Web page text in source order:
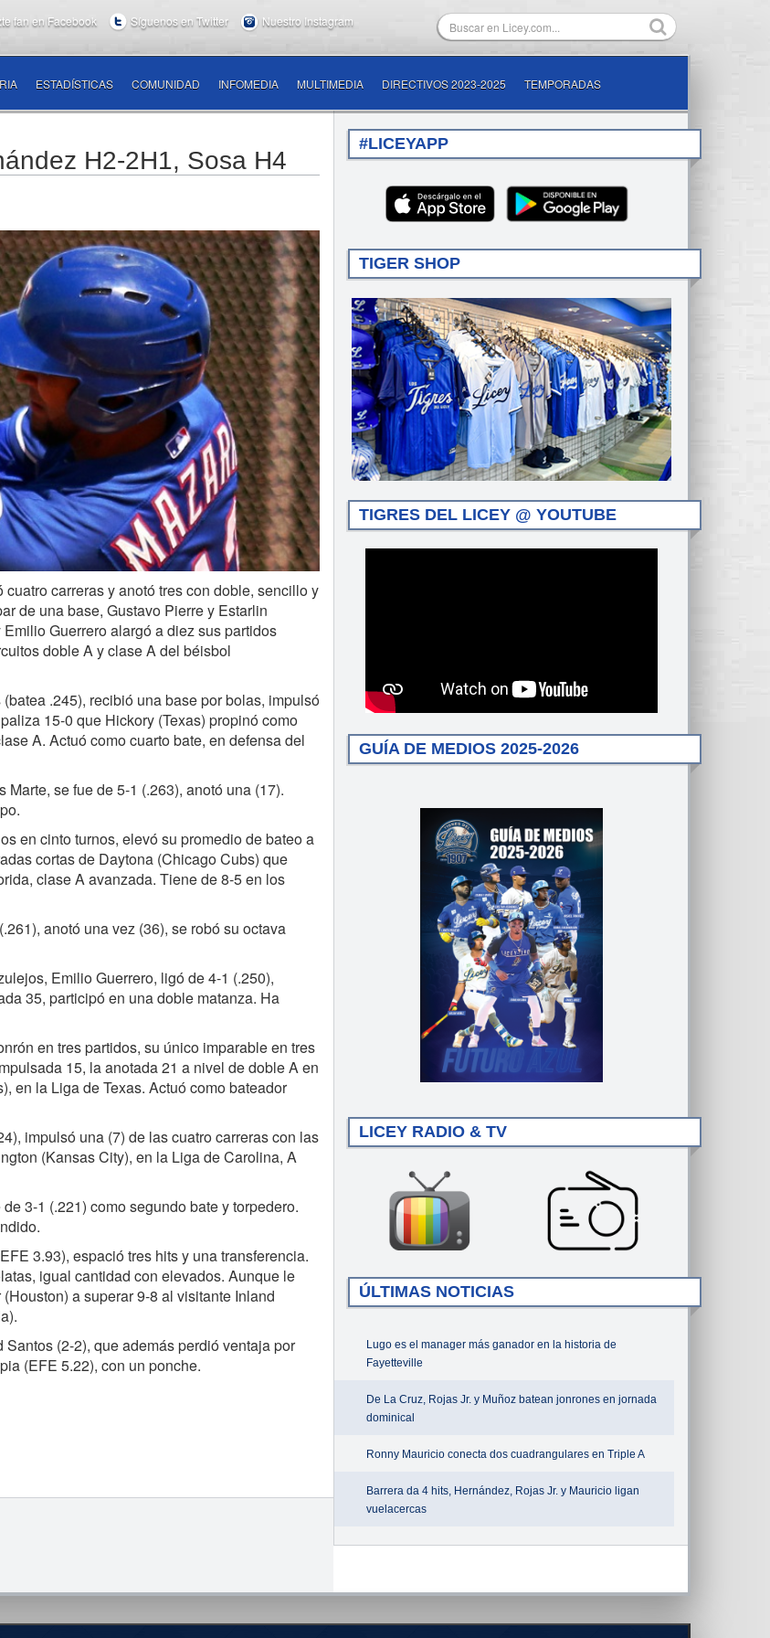
fan en Facebook Síguenos en Twitter Nuestro Instagram
ESTADÍSTICAS COMUNIDAD INFOMEDIA MULTIMEDIA DIRECTIVOS 2023-2025 TEMPORADAS
H2-2H1, Sosa H4
carreras y anotó tres con doble, sencillo y
de una base, Gustavo Pierre y Estarlin
Guerrero alargó a diez sus partidos
doble A y clase A del béisbol
.245), recibió una base por bolas, impulsó
15-0 que Hickory (Texas) propinó como
A. Actuó como cuarto bate, en defensa del
se fue de 5-1 (.263), anotó una (17).
en cinto turnos, elevó su promedio de bateo a
cortas de Daytona (Chicago Cubs) que
clase A avanzada. Tiene de 8-5 en los
anotó una vez (36), se robó su octava
Emilio Guerrero, ligó de 4-1 (.250),
35, participó en una doble matanza. Ha
en tres partidos, su único imparable en tres
15, la anotada 21 a nivel de doble A en
en la Liga de Texas. Actuó como bateador
impulsó una (7) de las cuatro carreras con las
(Kansas City), en la Liga de Carolina, A
3-1 (.221) como segundo bate y torpedero.
3.93), espació tres hits y una transferencia.
igual cantidad con elevados. Aunque le
a superar 9-8 al visitante Inland
(2-2), que además perdió ventaja por
(EFE 5.22), con un ponche.
#LICEYAPP
TIGER SHOP
TIGRES DEL LICEY @ YOUTUBE
GUÍA DE MEDIOS 2025-2026
LICEY RADIO & TV
ÚLTIMAS NOTICIAS
Lugo es el manager más ganador en la historia de
Fayetteville
De La Cruz, Rojas Jr. y Muñoz batean jonrones en jornada
dominical
Ronny Mauricio conecta dos cuadrangulares en Triple A
Barrera da 4 hits, Hernández, Rojas Jr. y Mauricio ligan
vuelacercas